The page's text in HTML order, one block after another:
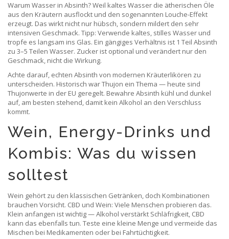
Warum Wasser in Absinth? Weil kaltes Wasser die ätherischen Öle
aus den Kräutern ausflockt und den sogenannten Louche-Effekt
erzeugt. Das wirkt nicht nur hübsch, sondern mildert den sehr
intensiven Geschmack. Tipp: Verwende kaltes, stilles Wasser und
tropfe es langsam ins Glas. Ein gängiges Verhältnis ist 1 Teil Absinth
zu 3–5 Teilen Wasser. Zucker ist optional und verändert nur den
Geschmack, nicht die Wirkung.
Achte darauf, echten Absinth von modernen Kräuterlikören zu
unterscheiden. Historisch war Thujon ein Thema — heute sind
Thujonwerte in der EU geregelt. Bewahre Absinth kühl und dunkel
auf, am besten stehend, damit kein Alkohol an den Verschluss
kommt.
Wein, Energy-Drinks und
Kombis: Was du wissen
solltest
Wein gehört zu den klassischen Getränken, doch Kombinationen
brauchen Vorsicht. CBD und Wein: Viele Menschen probieren das.
Klein anfangen ist wichtig — Alkohol verstärkt Schläfrigkeit, CBD
kann das ebenfalls tun. Teste eine kleine Menge und vermeide das
Mischen bei Medikamenten oder bei Fahrtüchtigkeit.